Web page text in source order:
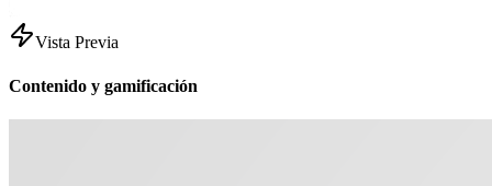
Vista Previa
Contenido y gamificación